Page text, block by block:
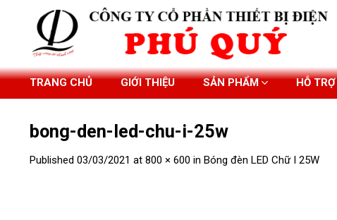
TRANG CHỦ GIỚI THIỆU SẢN PHẨM HỖ TRỢ
bong-den-led-chu-i-25w
Published 03/03/2021 at 800 × 600 in Bóng đèn LED Chữ I 25W